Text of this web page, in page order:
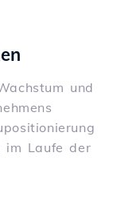
und
im Laufe der